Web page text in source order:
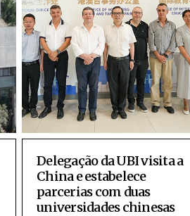
Delegação da UBI visita a
China e estabelece
parcerias com duas
universidades chinesas